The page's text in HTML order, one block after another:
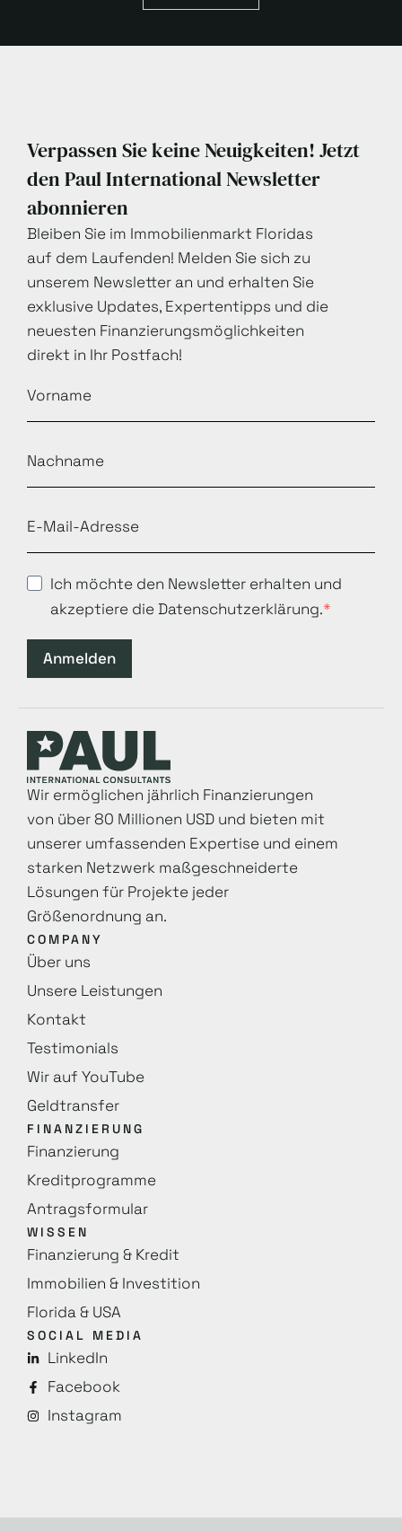
Verpassen Sie keine Neuigkeiten! Jetzt
den Paul International Newsletter
abonnieren
Bleiben Sie im Immobilienmarkt Floridas
auf dem Laufenden! Melden Sie sich zu
unserem Newsletter an und erhalten Sie
exklusive Updates, Expertentipps und die
neuesten Finanzierungsmöglichkeiten
direkt in Ihr Postfach!
Ich möchte den Newsletter erhalten und
akzeptiere die Datenschutzerklärung.
Anmelden
Wir ermöglichen jährlich Finanzierungen
von über 80 Millionen USD und bieten mit
unserer umfassenden Expertise und einem
starken Netzwerk maß­geschneiderte
Lösungen für Projekte jeder
Größenordnung an.
COMPANY
Über uns
Unsere Leistungen
Kontakt
Testimonials
Wir auf YouTube
Geldtransfer
FINANZIERUNG
Finanzierung
Kreditprogramme
Antragsformular
WISSEN
Finanzierung & Kredit
Immobilien & Investition
Florida & USA
SOCIAL MEDIA
LinkedIn
Facebook
Instagram